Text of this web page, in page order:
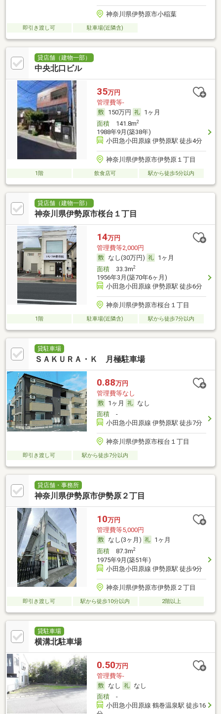
神奈川県伊勢原市小稲葉
即引き渡し可 駐車場(近隣含)
貸店舗（建物一部）
中央北口ビル
35万円
管理費等-
150万円
1ヶ月
面積141.8m2
1988年9月(築38年)
小田急小田原線 伊勢原駅 徒歩4分
神奈川県伊勢原市伊勢原１丁目
1階 飲食店可 駅から徒歩5分以内
貸店舗（建物一部）
神奈川県伊勢原市桜台１丁目
14万円
管理費等2,000円
なし(30万円)
1ヶ月
面積33.3m2
1956年3月(築70年6ヶ月)
小田急小田原線 伊勢原駅 徒歩6分
神奈川県伊勢原市桜台１丁目
1階 駐車場(近隣含) 駅から徒歩7分以内
貸駐車場
ＳＡＫＵＲＡ・Ｋ 月極駐車場
0.88万円
管理費等なし
1ヶ月
なし
面積-
小田急小田原線 伊勢原駅 徒歩7分
神奈川県伊勢原市桜台１丁目
即引き渡し可 駅から徒歩7分以内
貸店舗・事務所
神奈川県伊勢原市伊勢原２丁目
10万円
管理費等5,000円
なし(3ヶ月)
1ヶ月
面積87.3m2
1975年9月(築51年)
小田急小田原線 伊勢原駅 徒歩9分
神奈川県伊勢原市伊勢原２丁目
即引き渡し可 駅から徒歩10分以内 2階以上
貸駐車場
横溝北駐車場
0.50万円
管理費等-
なし
なし
面積-
小田急小田原線 鶴巻温泉駅 徒歩16